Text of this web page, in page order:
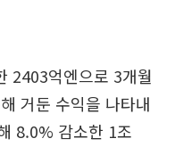
2403억엔으로 3개월
거둔 수익을 나타내
8.0% 감소한 1조